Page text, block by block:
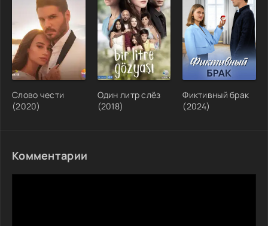
Слово чести
(2020)
Один литр слёз
(2018)
Фиктивный брак
(2024)
Комментарии